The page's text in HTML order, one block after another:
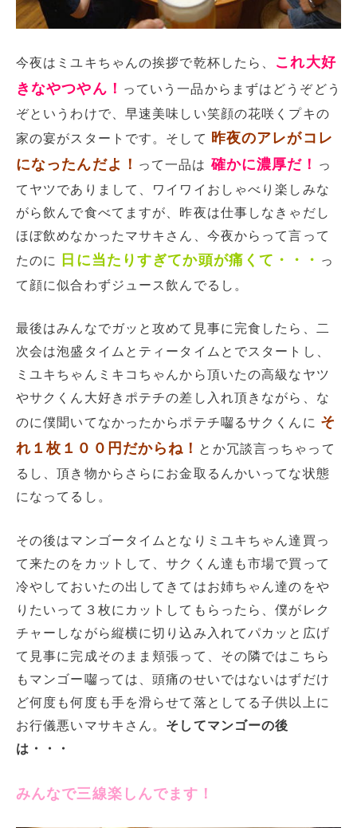
今夜はミユキちゃんの挨拶で乾杯したら、
これ大好
きなやつやん！ っていう一品からまずはどうぞどう
ぞというわけで、早速美味しい笑顔の花咲くプキの
家の宴がスタートです。そして
昨夜のアレがコレ
になったんだよ！ って一品は 確かに濃厚だ！
っ
てヤツでありまして、ワイワイおしゃべり楽しみな
がら飲んで食べてますが、昨夜は仕事しなきゃだし
ほぼ飲めなかったマサキさん、今夜からって言って
たのに
日に当たりすぎてか頭が痛くて・・・ っ
て顔に似合わずジュース飲んでるし。
最後はみんなでガッと攻めて見事に完食したら、二
次会は泡盛タイムとティータイムとでスタートし、
ミユキちゃんミキコちゃんから頂いたの高級なヤツ
やサクくん大好きポテチの差し入れ頂きながら、な
のに僕聞いてなかったからポテチ囓るサクくんに そ
れ１枚１００円だからね！ とか冗談言っちゃって
るし、頂き物からさらにお金取るんかいってな状態
になってるし。
その後はマンゴータイムとなりミユキちゃん達買っ
て来たのをカットして、サクくん達も市場で買って
冷やしておいたの出してきてはお姉ちゃん達のをや
りたいって３枚にカットしてもらったら、僕がレク
チャーしながら縦横に切り込み入れてパカッと広げ
て見事に完成そのまま頬張って、その隣ではこちら
もマンゴー囓っては、頭痛のせいではないはずだけ
ど何度も何度も手を滑らせて落としてる子供以上に
お行儀悪いマサキさん。 そしてマンゴーの後
は・・・
みんなで三線楽しんでます！